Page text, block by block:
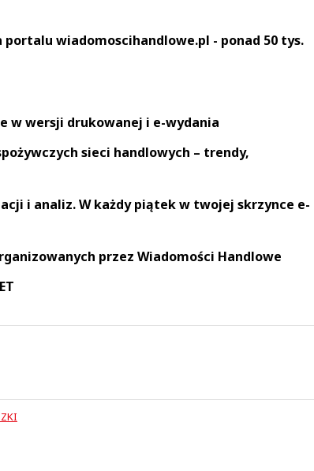
portalu wiadomoscihandlowe.pl - ponad 50 tys.
w wersji drukowanej i e-wydania
sieci handlowych – trendy,
i analiz. W każdy piątek w twojej skrzynce e-
przez Wiadomości Handlowe